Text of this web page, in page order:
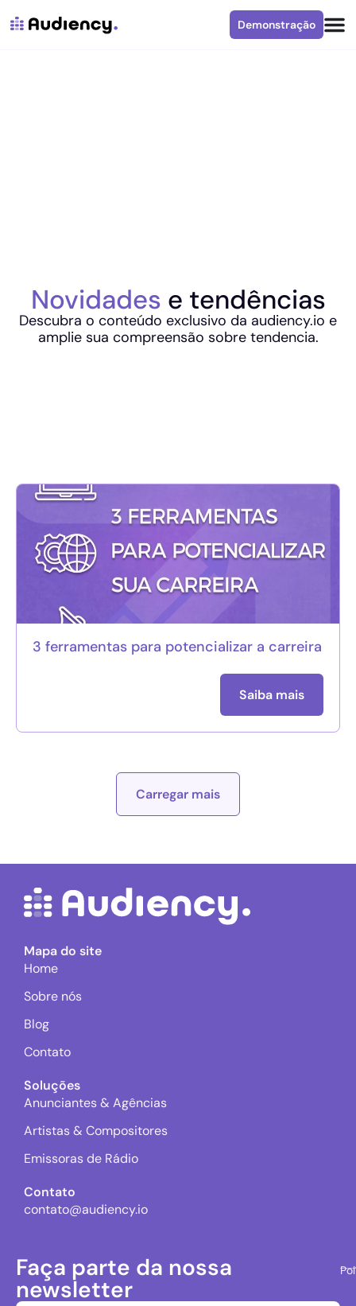
Demonstração
Novidades e tendências
Descubra o conteúdo exclusivo da audiency.io e
amplie sua compreensão sobre tendencia.
3 ferramentas para potencializar a carreira
Saiba mais
Carregar mais
Mapa do site
Home
Sobre nós
Blog
Contato
Soluções
Anunciantes & Agências
Artistas & Compositores
Emissoras de Rádio
Contato
contato@audiency.io
Faça parte da nossa
newsletter